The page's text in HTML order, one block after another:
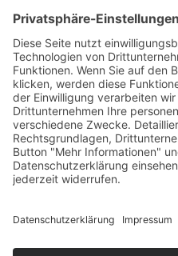
Presse
Veranstaltungen
Newsletter Archiv
RECHTLICHES
Impressum
Statement zur Barrierefreiheit